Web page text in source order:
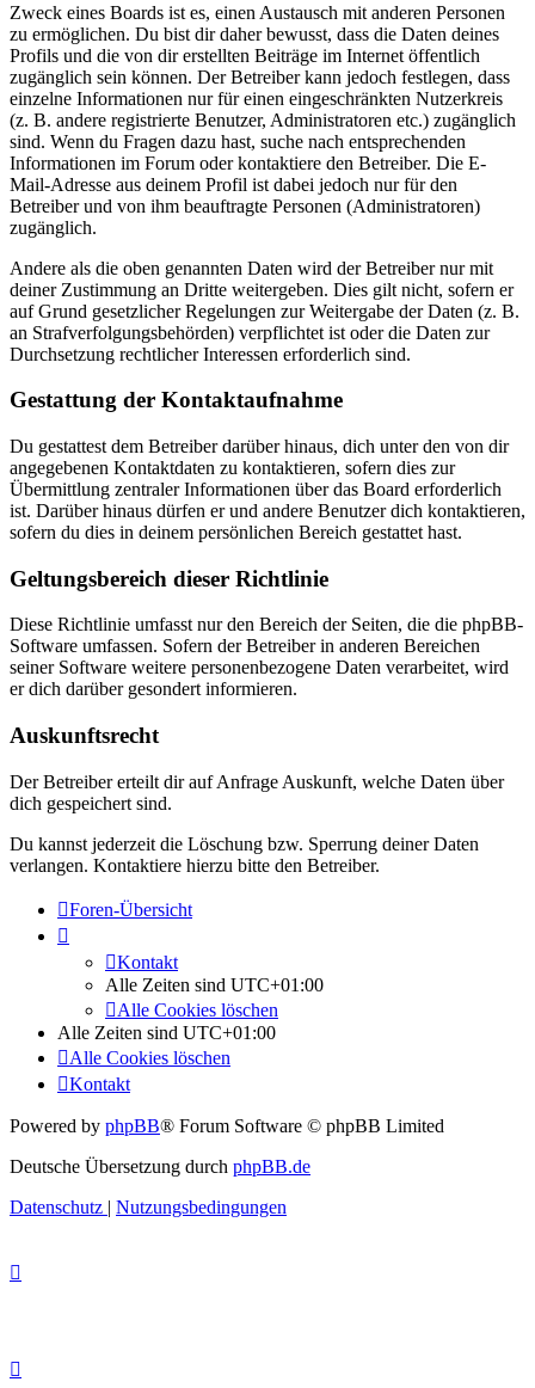
Zweck eines Boards ist es, einen Austausch mit anderen Personen
zu ermöglichen. Du bist dir daher bewusst, dass die Daten deines
Profils und die von dir erstellten Beiträge im Internet öffentlich
zugänglich sein können. Der Betreiber kann jedoch festlegen, dass
einzelne Informationen nur für einen eingeschränkten Nutzerkreis
(z. B. andere registrierte Benutzer, Administratoren etc.) zugänglich
sind. Wenn du Fragen dazu hast, suche nach entsprechenden
Informationen im Forum oder kontaktiere den Betreiber. Die E-
Mail-Adresse aus deinem Profil ist dabei jedoch nur für den
Betreiber und von ihm beauftragte Personen (Administratoren)
zugänglich.
Andere als die oben genannten Daten wird der Betreiber nur mit
deiner Zustimmung an Dritte weitergeben. Dies gilt nicht, sofern er
auf Grund gesetzlicher Regelungen zur Weitergabe der Daten (z. B.
an Strafverfolgungsbehörden) verpflichtet ist oder die Daten zur
Durchsetzung rechtlicher Interessen erforderlich sind.
Gestattung der Kontaktaufnahme
Du gestattest dem Betreiber darüber hinaus, dich unter den von dir
angegebenen Kontaktdaten zu kontaktieren, sofern dies zur
Übermittlung zentraler Informationen über das Board erforderlich
ist. Darüber hinaus dürfen er und andere Benutzer dich kontaktieren,
sofern du dies in deinem persönlichen Bereich gestattet hast.
Geltungsbereich dieser Richtlinie
Diese Richtlinie umfasst nur den Bereich der Seiten, die die phpBB-
Software umfassen. Sofern der Betreiber in anderen Bereichen
seiner Software weitere personenbezogene Daten verarbeitet, wird
er dich darüber gesondert informieren.
Auskunftsrecht
Der Betreiber erteilt dir auf Anfrage Auskunft, welche Daten über
dich gespeichert sind.
Du kannst jederzeit die Löschung bzw. Sperrung deiner Daten
verlangen. Kontaktiere hierzu bitte den Betreiber.
Foren-Übersicht
Kontakt
Alle Zeiten sind UTC+01:00
Alle Cookies löschen
Alle Zeiten sind UTC+01:00
Alle Cookies löschen
Kontakt
Powered by phpBB® Forum Software © phpBB Limited
Deutsche Übersetzung durch phpBB.de
Datenschutz | Nutzungsbedingungen